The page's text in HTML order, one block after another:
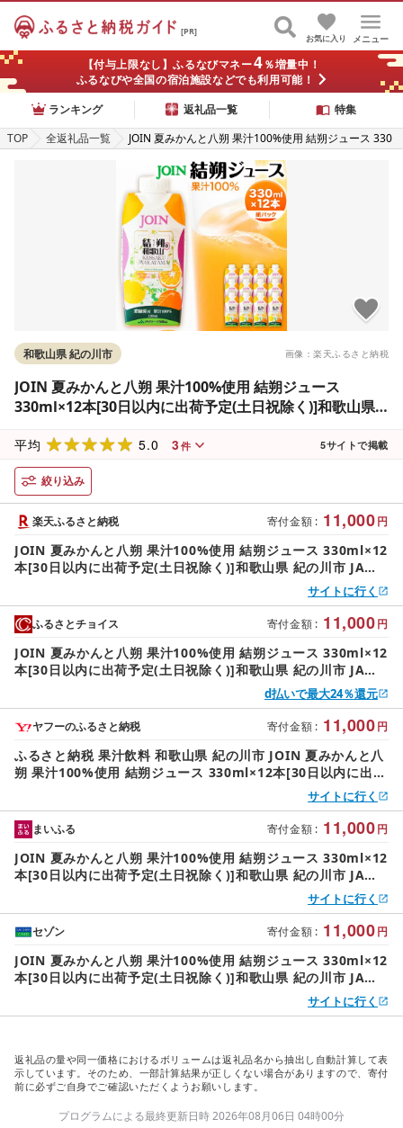
[PR]
メニュー
お気に入り
【付与上限なし】ふるなびマネー4％増量中！
ふるなびや全国の宿泊施設などでも利用可能！
ランキング
返礼品一覧
特集
TOP
全返礼品一覧
JOIN 夏みかんと八朔 果汁100%使用 結朔ジュース 330
ml×12本[30日以内に出荷予定(土日祝除く)]和歌山県 紀
の川市 JAわかやま 紀の里地域本部 柑橘 ジュース ドリ
ンク 果汁 ジョイン 紙パック けっさく なつみかん はっ
さく
画像：楽天ふるさと納税
和歌山県 紀の川市
JOIN 夏みかんと八朔 果汁100%使用 結朔ジュース
330ml×12本[30日以内に出荷予定(土日祝除く)]和歌山県
ンク 果汁 ジョイン 紙パック けっさく なつみかん はっさ
く
平均 5.0 3件 5サイトで掲載
絞り込み
寄付金額 : 11,000円
楽天ふるさと納税
JOIN 夏みかんと八朔 果汁100%使用 結朔ジュース 330ml×12
本[30日以内に出荷予定(土日祝除く)]和歌山県 紀の川市 JAわ
かやま 紀の里地域本部 柑橘 ジュース ドリンク 果汁 ジョイン
紙パック けっさく なつみかん はっさく
サイトに行く
寄付金額 : 11,000円
ふるさとチョイス
JOIN 夏みかんと八朔 果汁100%使用 結朔ジュース 330ml×12
本[30日以内に出荷予定(土日祝除く)]和歌山県 紀の川市 JAわ
かやま 紀の里地域本部 柑橘 ジュース ドリンク 果汁 ジョイン
紙パック けっさく なつみかん はっさく
d払いで最大24％還元
寄付金額 : 11,000円
ヤフーのふるさと納税
ふるさと納税 果汁飲料 和歌山県 紀の川市 JOIN 夏みかんと八
朔 果汁100%使用 結朔ジュース 330ml×12本[30日以内に出荷
サイトに行く
寄付金額 : 11,000円
まいふる
JOIN 夏みかんと八朔 果汁100%使用 結朔ジュース 330ml×12
本[30日以内に出荷予定(土日祝除く)]和歌山県 紀の川市 JAわ
かやま 紀の里地域本部 柑橘 ジュース ドリンク 果汁 ジョイン
紙パック けっさく なつみかん はっさく
サイトに行く
寄付金額 : 11,000円
セゾン
JOIN 夏みかんと八朔 果汁100%使用 結朔ジュース 330ml×12
本[30日以内に出荷予定(土日祝除く)]和歌山県 紀の川市 JAわ
かやま 紀の里地域本部 柑橘 ジュース ドリンク 果汁 ジョイン
紙パック けっさく なつみかん はっさく
サイトに行く
返礼品の量や同一価格におけるボリュームは返礼品名から抽出し自動計算して表
示しています。そのため、一部計算結果が正しくない場合がありますので、寄付
前に必ずご自身でご確認いただくようお願いします。
プログラムによる最終更新日時 2026年08月06日 04時00分